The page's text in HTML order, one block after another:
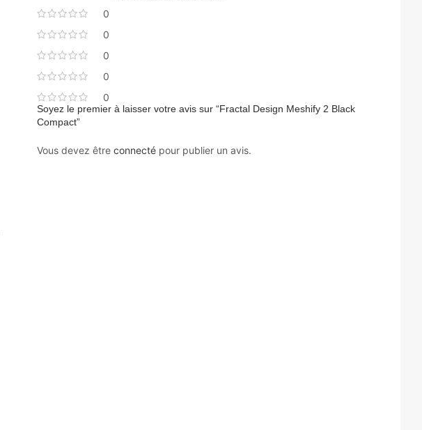
0
0
0
0
0
Soyez le premier à laisser votre avis sur “Fractal Design Meshify 2 Black
Compact”
Vous devez être connectépour publier un avis.